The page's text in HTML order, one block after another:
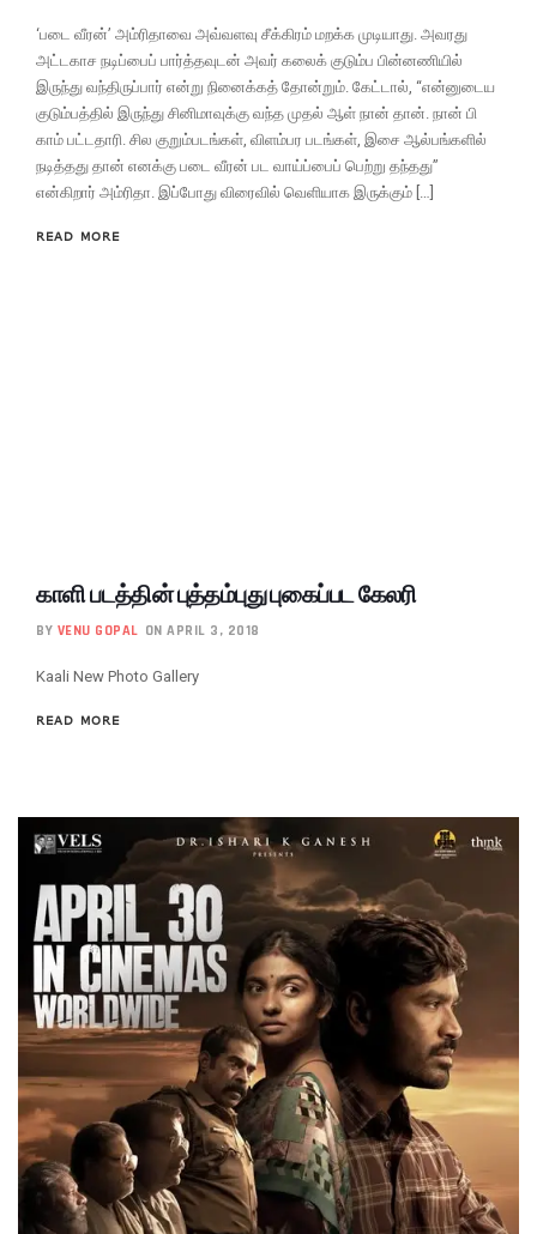
‘படை வீரன்’ அம்ரிதாவை அவ்வளவு சீக்கிரம் மறக்க முடியாது. அவரது
அட்டகாச நடிப்பைப் பார்த்தவுடன் அவர் கலைக் குடும்ப பின்னணியில்
இருந்து வந்திருப்பார் என்று நினைக்கத் தோன்றும். கேட்டால், “என்னுடைய
குடும்பத்தில் இருந்து சினிமாவுக்கு வந்த முதல் ஆள் நான் தான். நான் பி
காம் பட்டதாரி. சில குறும்படங்கள், விளம்பர படங்கள், இசை ஆல்பங்களில்
நடித்தது தான் எனக்கு படை வீரன் பட வாய்ப்பைப் பெற்று தந்தது”
என்கிறார் அம்ரிதா. இப்போது விரைவில் வெளியாக இருக்கும் […]
READ MORE
காளி படத்தின் புத்தம்புது புகைப்பட கேலரி
BY VENU GOPAL ON APRIL 3, 2018
Kaali New Photo Gallery
READ MORE